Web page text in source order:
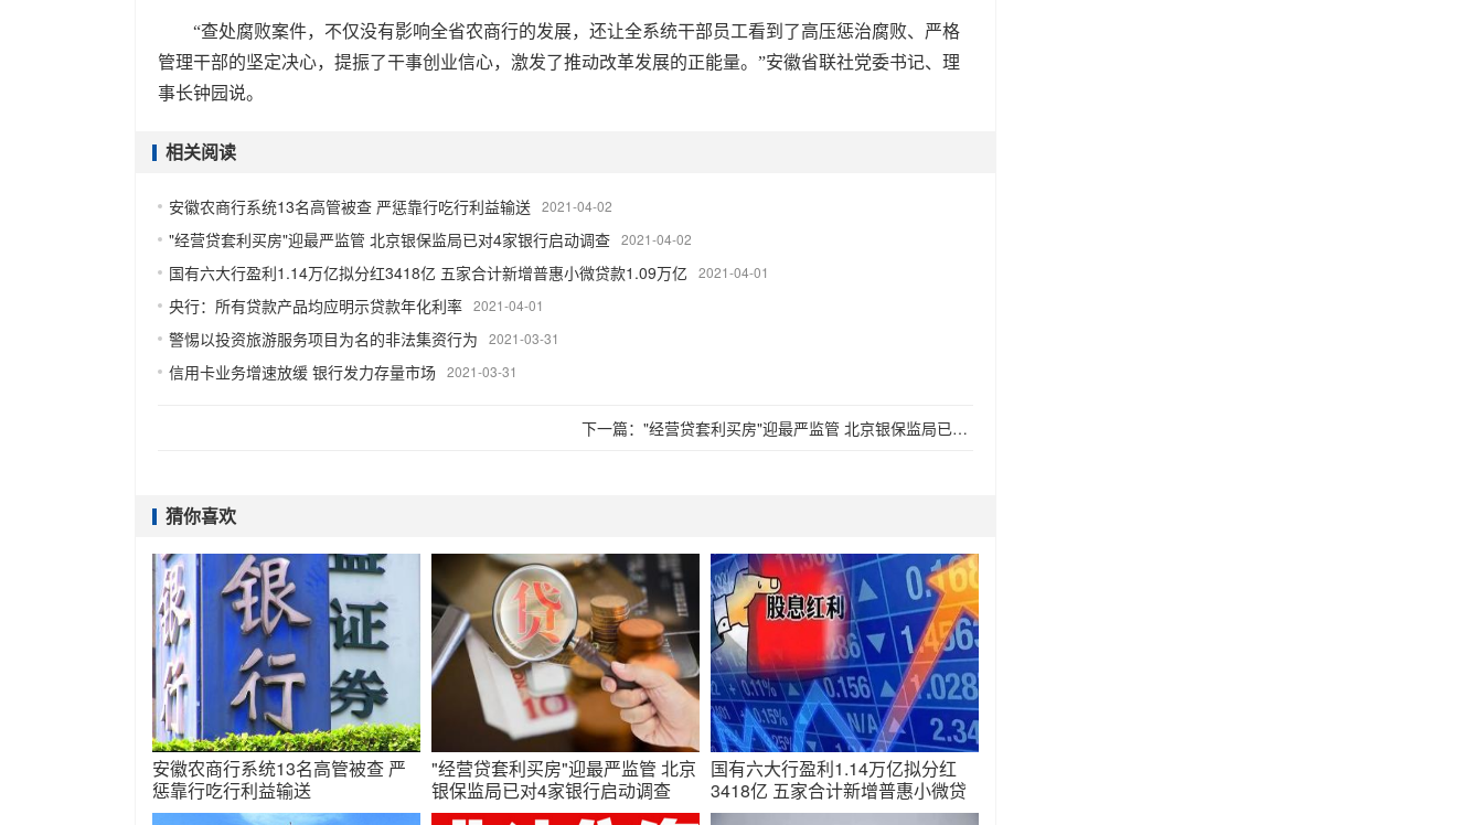
“查处腐败案件，不仅没有影响全省农商行的发展，还让全系统干部员工看到了高压惩治腐败、严格
管理干部的坚定决心，提振了干事创业信心，激发了推动改革发展的正能量。”安徽省联社党委书记、理
事长钟园说。
相关阅读
安徽农商行系统13名高管被查 严惩靠行吃行利益输送 2021-04-02
"经营贷套利买房"迎最严监管 北京银保监局已对4家银行启动调查 2021-04-02
国有六大行盈利1.14万亿拟分红3418亿 五家合计新增普惠小微贷款1.09万亿 2021-04-01
央行：所有贷款产品均应明示贷款年化利率 2021-04-01
警惕以投资旅游服务项目为名的非法集资行为 2021-03-31
信用卡业务增速放缓 银行发力存量市场 2021-03-31
下一篇："经营贷套利买房"迎最严监管 北京银保监局已对4家银行启动调查
猜你喜欢
安徽农商行系统13名高管被查 严
惩靠行吃行利益输送
"经营贷套利买房"迎最严监管 北京
银保监局已对4家银行启动调查
国有六大行盈利1.14万亿拟分红
3418亿 五家合计新增普惠小微贷
款1.09万亿